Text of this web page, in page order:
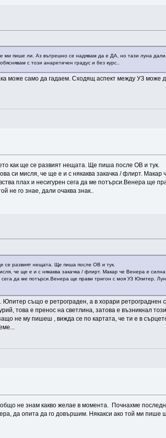
ми пише ли. Аз вътрешно се надявам да е ДА, но тази луна
с този анаретичен градус и без курс..
може само да гадаем. Сходящ аспект между У3 може
как ще се развият нещата. Ще пиша после ОВ и тук.
си мисля, че ще е и с някаква закачка / флирт.
плах и несигурен сега да ме потърси.Венера ще
не го знае, дали очаква знак..
се развият нещата. Ще пиша после ОВ и тук.
че ще е и с някаква закачка / флирт. Макар че Венера е
да ме потърси.Венера ще прави тригон с моя У3 Юпитер.
също е ретрограден, а в хорари ретрограднен
това е пренос на светлина, затова е възникнал
не му пишеш , вижда се по картата, че ти е в
не знам какво желае в момента. Почнахме
да опита да го довършим. Някакси ако той ми пише